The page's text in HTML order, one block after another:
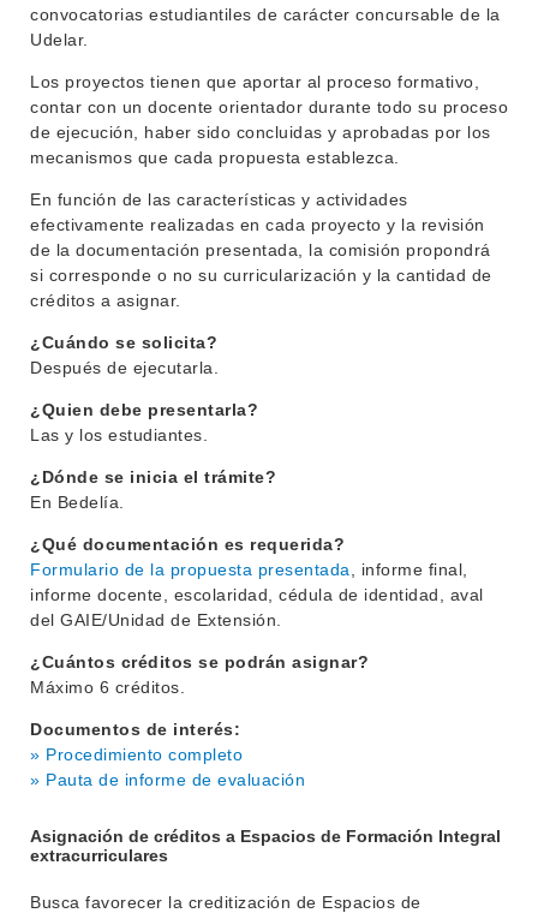
INVESTIGACIÓN
EXTENSIÓN
SERVICIOS
LLAMADOS
NOTICIAS
CONTACTO
POSGRADOS
EDUCACIÓN PERMANENTE
MOVILIDAD ACADÉMICA
BIBLIOTECA
convocatorias estudiantiles de carácter concursable de la
Udelar.
Los proyectos tienen que aportar al proceso formativo,
contar con un docente orientador durante todo su proceso
de ejecución, haber sido concluidas y aprobadas por los
mecanismos que cada propuesta establezca.
En función de las características y actividades
efectivamente realizadas en cada proyecto y la revisión
de la documentación presentada, la comisión propondrá
si corresponde o no su curricularización y la cantidad de
créditos a asignar.
¿Cuándo se solicita?
Después de ejecutarla.
¿Quien debe presentarla?
Las y los estudiantes.
¿Dónde se inicia el trámite?
En Bedelía.
¿Qué documentación es requerida?
Formulario de la propuesta presentada , informe final,
informe docente, escolaridad, cédula de identidad, aval
del GAIE/Unidad de Extensión.
¿Cuántos créditos se podrán asignar?
Máximo 6 créditos.
Documentos de interés:
» Procedimiento completo
» Pauta de informe de evaluación
Asignación de créditos a Espacios de Formación Integral
extracurriculares
Busca favorecer la creditización de Espacios de